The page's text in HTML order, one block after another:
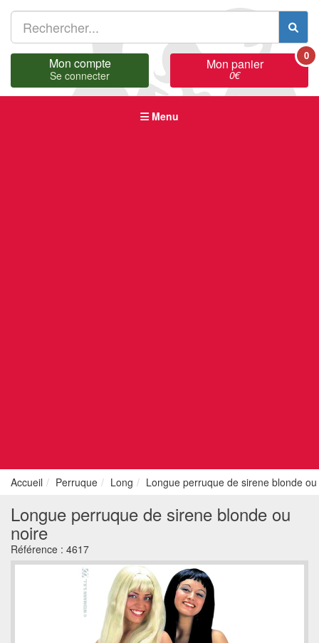
Mon compte
Se connecter
Mon panier
0€
0
Menu
Accueil Perruque Long Longue perruque de sirene blonde
Longue perruque de sirene blonde ou
noire
Référence : 4617